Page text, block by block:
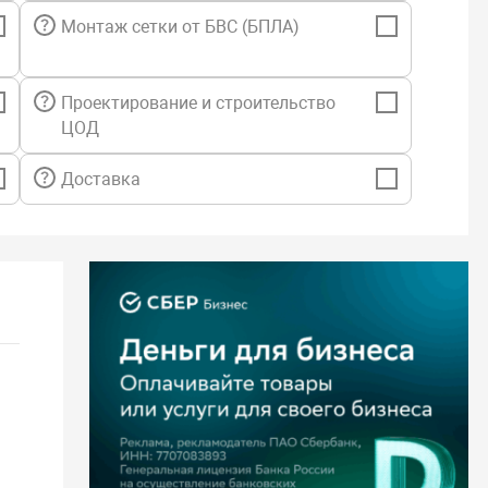
возможности:
о структуре подразделений: местонахождении,
лице, номерах телефонов etc.
о документах, изданных на предприятии.
данных из файлов, от сканеров и камер.
фото сотрудников в учетные карточки.
блокировку, редактирование и изъятие карт
и посетителей.
доступа по отпечатку пальца.
прав доступа в помещения с разделением по времени.
данных о посетителях и их транспортных
отчета о посетителях предприятия (время, помещение).
прав постановки и снятия помещений с охраны.
Монтаж сетки от БВС (БПЛА)
Проектирование и строительство
ЦОД
Доставка